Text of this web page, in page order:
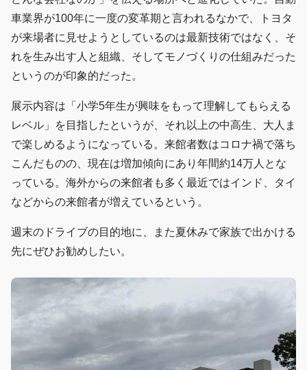
車業界が100年に一度の変革期と言われるなかで、トヨタ
が来場者に見せようとしているのは最新技術ではなく、そ
れを生み出す人と組織、そしてモノづくりの仕組みだった
というのが印象的だった。
展示内容は「小学5年生が興味をもって理解してもらえる
レベル」を目指したというが、それ以上の中高生、大人ま
で楽しめるようになっている。来館者数はコロナ禍で落ち
こんだものの、現在は増加傾向にあり年間約14万人とな
っている。海外からの来館者も多く最近ではインド、タイ
などからの来館者が増えているという。
週末のドライブの目的地に、また夏休みで家族で出かける
先にぜひお勧めしたい。